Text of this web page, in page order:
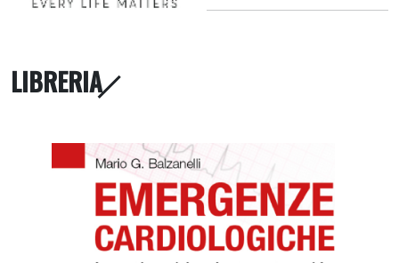
LIBRERIA